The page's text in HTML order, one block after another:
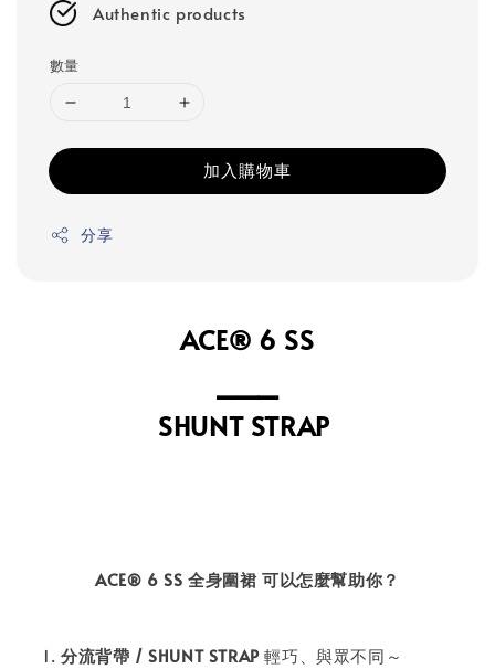
Authentic products
數量
加入購物車
分享
ACE® 6 SS
⁣SHUNT STRAP
ACE® 6 SS 全身圍裙 可以怎麼幫助你？
分流背帶 / SHUNT STRAP輕巧、與眾不同～